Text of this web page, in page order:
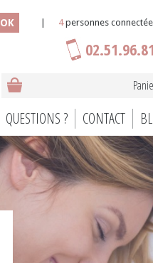
OK 4personnes
QUESTIONS ? CONTACT